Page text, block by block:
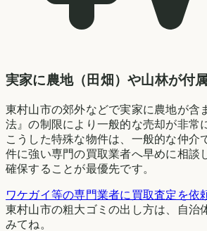
実家に農地（田畑）や山林が付
東村山市の郊外などで実家に農地が含
法』の制限により一般的な売却が非常
こうした特殊な物件は、一般的な仲介
件に強い専門の買取業者へ早めに相談
確保することが最優先です。
ワケガイ等の専門業者に買取査定を依
東村山市の粗大ゴミの出し方は、自治
みてね。